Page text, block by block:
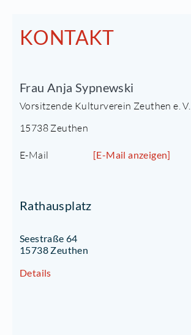
KONTAKT
Frau Anja Sypnewski
Vorsitzende Kulturverein Zeuthen e. V.
15738 Zeuthen
E-Mail [E-Mail anzeigen]
Rathausplatz
Seestraße 64
15738 Zeuthen
Details